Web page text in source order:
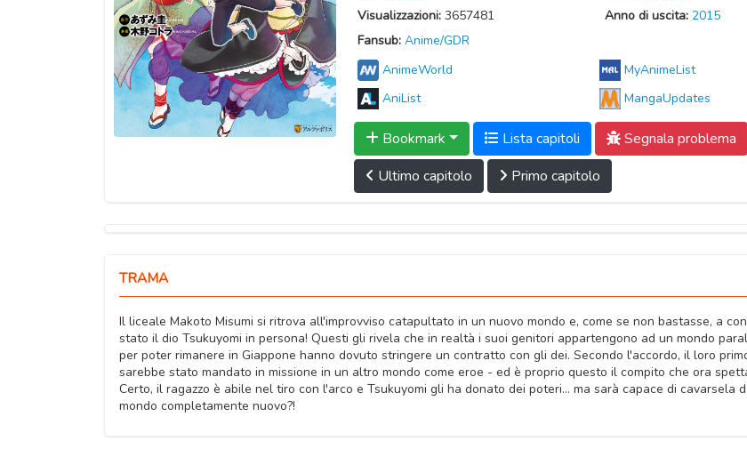
Visualizzazioni: 3657481 Anno di uscita: 2015
Fansub: Anime/GDR
AnimeWorld
MyAnimeList
AniList
MangaUpdates
Bookmark Lista capitoli
Segnala problema
Ultimo capitolo
Primo capitolo
TRAMA
Il liceale Makoto Misumi si ritrova all'improvviso catapultato in un nuovo mondo e, come se non bastasse, a
stato il dio Tsukuyomi in persona! Questi gli rivela che in realtà i suoi genitori appartengono ad un mondo
per poter rimanere in Giappone hanno dovuto stringere un contratto con gli dei. Secondo l'accordo, il loro
sarebbe stato mandato in missione in un altro mondo come eroe - ed è proprio questo il compito che ora
Certo, il ragazzo è abile nel tiro con l'arco e Tsukuyomi gli ha donato dei poteri... ma sarà capace di cavarsela
mondo completamente nuovo?!